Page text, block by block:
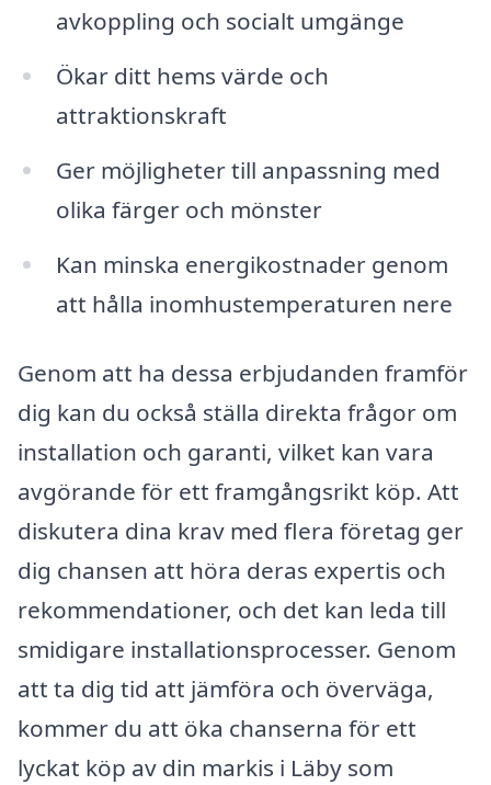
avkoppling och socialt umgänge
Ökar ditt hems värde och
attraktionskraft
Ger möjligheter till anpassning med
olika färger och mönster
Kan minska energikostnader genom
att hålla inomhustemperaturen nere
Genom att ha dessa erbjudanden framför
dig kan du också ställa direkta frågor om
installation och garanti, vilket kan vara
avgörande för ett framgångsrikt köp. Att
diskutera dina krav med flera företag ger
dig chansen att höra deras expertis och
rekommendationer, och det kan leda till
smidigare installationsprocesser. Genom
att ta dig tid att jämföra och överväga,
kommer du att öka chanserna för ett
lyckat köp av din markis i Läby som